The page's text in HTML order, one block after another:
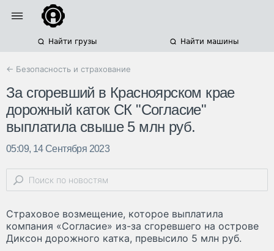
Найти грузы Найти машины
← Безопасность и страхование
За сгоревший в Красноярском крае
дорожный каток СК "Согласие"
выплатила свыше 5 млн руб.
05:09, 14 Сентября 2023
Страховое возмещение, которое выплатила
компания «Согласие» из-за сгоревшего на острове
Диксон дорожного катка, превысило 5 млн руб.